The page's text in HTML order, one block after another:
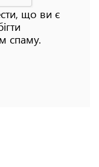
що ви є
спаму.